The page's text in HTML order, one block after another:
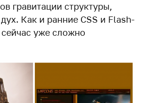
гравитации структуры,
Как и ранние CSS и Flash-
уже сложно